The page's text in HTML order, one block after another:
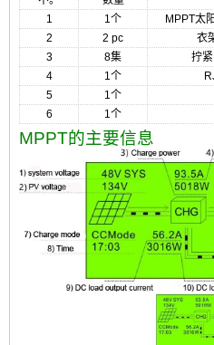
1
1个
MPPT太
2
2 pc
衣
3
8集 拧紧
4
1个
5
1个
6
1个
MPPT的主要信息